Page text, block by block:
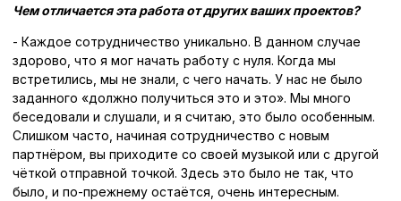
Чем отличается эта работа от других ваших проектов?
- Каждое сотрудничество уникально. В данном случае
здорово, что я мог начать работу с нуля. Когда мы
встретились, мы не знали, с чего начать. У нас не было
заданного «должно получиться это и это». Мы много
беседовали и слушали, и я считаю, это было особенным.
Слишком часто, начиная сотрудничество с новым
партнёром, вы приходите со своей музыкой или с другой
чёткой отправной точкой. Здесь это было не так, что
было, и по-прежнему остаётся, очень интересным.